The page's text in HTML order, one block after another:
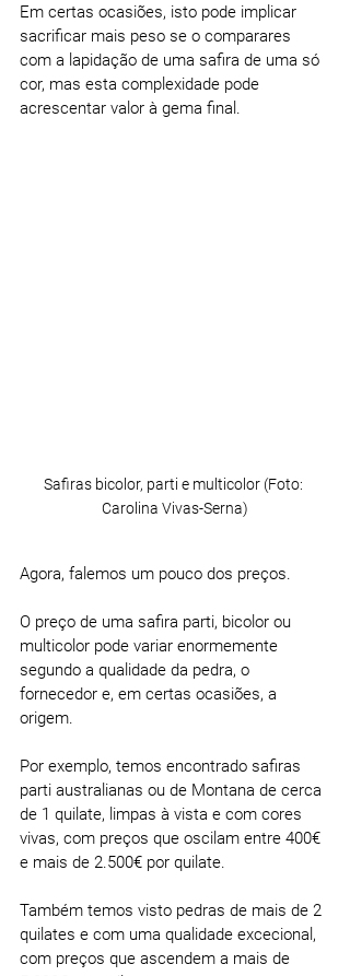
Em certas ocasiões, isto pode implicar
sacrificar mais peso se o comparares
com a lapidação de uma safira de uma só
cor, mas esta complexidade pode
acrescentar valor à gema final.
Safiras bicolor, parti e multicolor (Foto:
Carolina Vivas-Serna)
Agora, falemos um pouco dos preços.
O preço de uma safira parti, bicolor ou
multicolor pode variar enormemente
segundo a qualidade da pedra, o
fornecedor e, em certas ocasiões, a
origem.
Por exemplo, temos encontrado safiras
parti australianas ou de Montana de cerca
de 1 quilate, limpas à vista e com cores
vivas, com preços que oscilam entre 400€
e mais de 2.500€ por quilate.
Também temos visto pedras de mais de 2
quilates e com uma qualidade excecional,
com preços que ascendem a mais de